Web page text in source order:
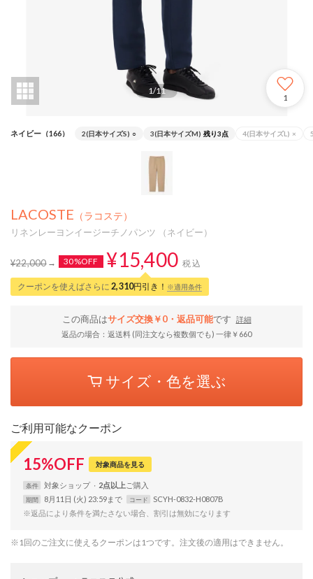
1/11
1
ネイビー（166） 2(日本サイズS) ○ 3(日本サイズM) 残り3点 4(日本サイズL) ×
LACOSTE （ラコステ）
リネンレーヨンイージーチノパンツ （ネイビー）
¥22,000 30%OFF ¥15,400 税込
クーポンを使えばさらに 2,310円引き！ ※適用条件
この商品はサイズ交換￥0・返品可能です
詳細
返品の場合：返送料 (同注文なら複数個でも) 一律￥660
サイズ・色を選ぶ
ご利用可能なクーポン
15%OFF 対象商品を見る
条件 対象ショップ 2点以上
期間 8月11日 (火) 23:59まで コード
SCYH-0832-H0807B
※返品により条件を満たさない場合、割引は無効になります
※1回のご注文に使えるクーポンは1つです。注文後の適用はできません。